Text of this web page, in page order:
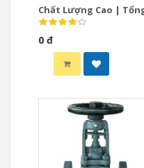
Chất Lượng Cao |
Hợp Globe Valve
Collection
0 đ